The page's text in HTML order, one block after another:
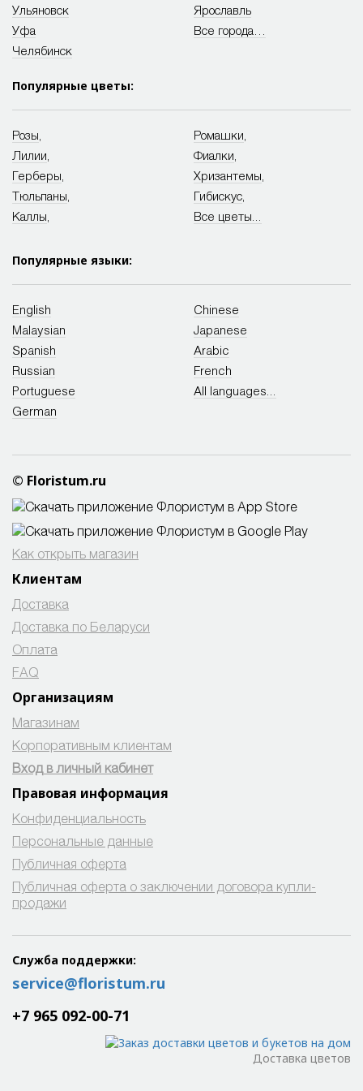
Ульяновск
Уфа
Челябинск
Ярославль
Все города…
Популярные цветы:
Розы
Лилии
Герберы
Тюльпаны
Каллы
Ромашки
Фиалки
Хризантемы
Гибискус
Все цветы...
Популярные языки:
English
Malaysian
Chinese
Japanese
Spanish
Russian
Arabic
French
Portuguese
German
All languages...
© Floristum.ru
Как открыть магазин
Клиентам
Доставка
Доставка по Беларуси
Оплата
FAQ
Организациям
Магазинам
Корпоративным клиентам
Вход в личный кабинет
Правовая информация
Конфиденциальность
Персональные данные
Публичная оферта
Публичная оферта о заключении договора купли-
продажи
Служба поддержки:
service@floristum.ru
+7 965 092-00-71
Доставка цветов